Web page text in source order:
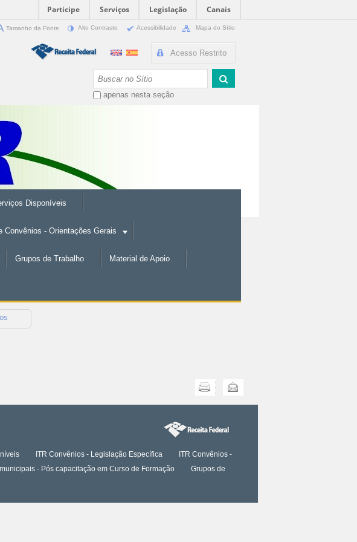
Participe Serviços Legislação
Canais
Tamanho da Fonte Alto Contraste Acessibilidade Mapa do Sítio
Acesso Restrito
apenas nesta seção
Disponíveis
Convênios - Orientações Gerais
Grupos de Trabalho Material de Apoio
Enviar
ITR Convênios - Legislação Específica
ITR Convênios -
- Pós capacitação em Curso de Formação
Grupos de